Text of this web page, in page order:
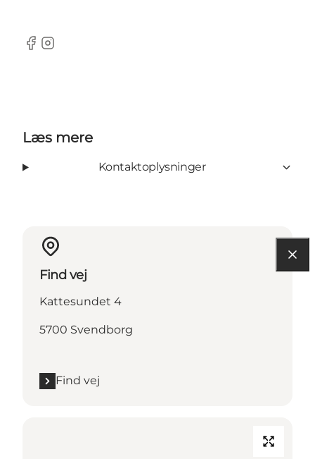
Facebook
Instagram
Læs mere
Kontaktoplysninger
Find vej
Kattesundet 4
5700 Svendborg
Find vej